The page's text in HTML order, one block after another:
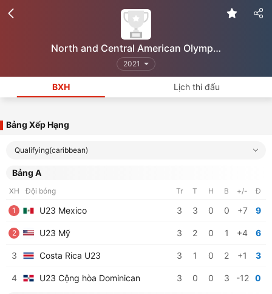
North and Central American Olympics Qualifiers
2021
BXH Lịch thi đấu
Bảng Xếp Hạng
Qualifying(caribbean)
Bảng A
XH Đội bóng Tr T H B +/- Đ
1 U23 Mexico 3 3 0 0 +7 9
2 U23 Mỹ 3 2 0 1 +4 6
3 Costa Rica U23 3 1 0 2 +1 3
4 U23 Cộng hòa Dominican 3 0 0 3 -12 0